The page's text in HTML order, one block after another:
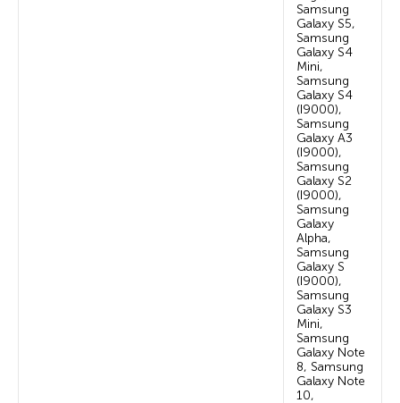
Samsung
Galaxy S5,
Samsung
Galaxy S4
Mini,
Samsung
Galaxy S4
(I9000),
Samsung
Galaxy A3
(I9000),
Samsung
Galaxy S2
(I9000),
Samsung
Galaxy
Alpha,
Samsung
Galaxy S
(I9000),
Samsung
Galaxy S3
Mini,
Samsung
Galaxy Note
8, Samsung
Galaxy Note
10,